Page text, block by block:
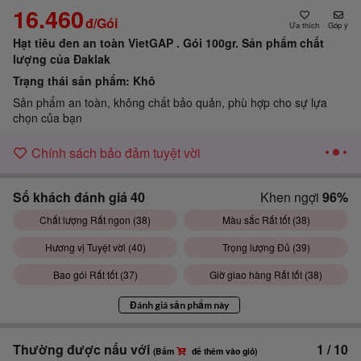
16.460đ/Gói Góp ý
Hạt tiêu đen an toàn VietGAP . Gói 100gr. Sản phẩm chất
lượng của Đaklak
Trạng thái sản phẩm: Khô
Sản phẩm an toàn, không chất bảo quản, phù hợp cho sự lựa
chọn của bạn
Chính sách bảo đảm tuyệt vời
Số khách đánh giá 40 Khen ngợi 96%
Chất lượng Rất ngon (38) Màu sắc Rất tốt (38)
Hương vị Tuyệt vời (40) Trọng lượng Đủ (39)
Bao gói Rất tốt (37) Giờ giao hàng Rất tốt (38)
Đánh giá sản phẩm này
Thường được nấu với (Bấm để thêm vào giỏ) 1 /10